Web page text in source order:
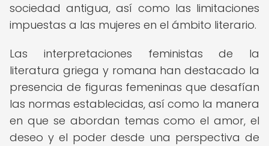
sociedad antigua, así como las limitaciones
impuestas a las mujeres en el ámbito literario.
Las interpretaciones feministas de la
literatura griega y romana han destacado la
presencia de figuras femeninas que desafían
las normas establecidas, así como la manera
en que se abordan temas como el amor, el
deseo y el poder desde una perspectiva de